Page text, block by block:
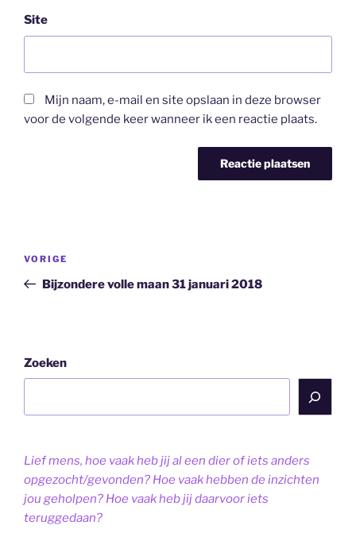
Site
Mijn naam, e-mail en site opslaan in deze browser
voor de volgende keer wanneer ik een reactie plaats.
Vorig
bericht
VORIGE
Bijzondere volle maan 31 januari 2018
Zoeken
Lief mens, hoe vaak heb jij al een dier of iets anders
opgezocht/gevonden? Hoe vaak hebben de inzichten
jou geholpen? Hoe vaak heb jij daarvoor iets
teruggedaan?